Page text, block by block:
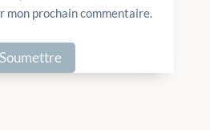
mon prochain commentaire.